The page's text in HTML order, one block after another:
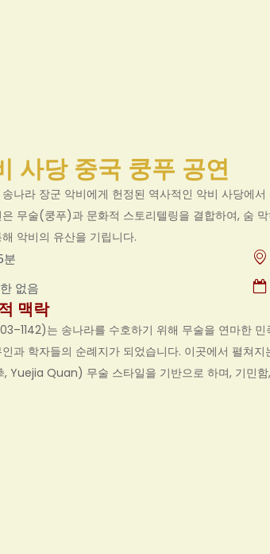
사당 중국 쿵푸 공연
나라 장군 악비에게 헌정된 역사적인 악비 사당에
무술(쿵푸)과 문화적 스토리텔링을 결합하여, 숨
악비의 유산을 기립니다.
없음
맥락
는 송나라를 수호하기 위해 무술을 연마한
과 학자들의 순례지가 되었습니다. 이곳에서 펼쳐
, Yuejia Quan) 무술 스타일을 기반으로 하며, 기민